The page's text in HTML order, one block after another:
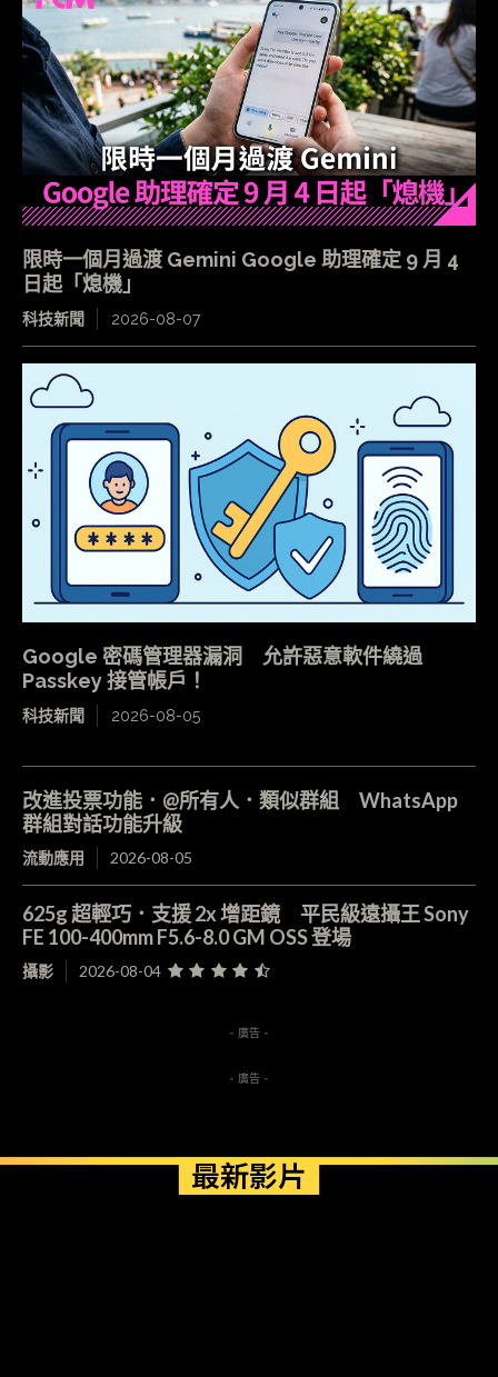
限時一個月過渡 Gemini Google 助理確定 9 月 4
日起「熄機」
科技新聞 2026-08-07
Google 密碼管理器漏洞 允許惡意軟件繞過
Passkey 接管帳戶！
科技新聞 2026-08-05
改進投票功能．@所有人．類似群組 WhatsApp
群組對話功能升級
流動應用 2026-08-05
625g 超輕巧．支援 2x 增距鏡 平民級遠攝王 Sony
FE 100-400mm F5.6-8.0 GM OSS 登場
攝影 2026-08-04
- 廣告 -
- 廣告 -
最新影片